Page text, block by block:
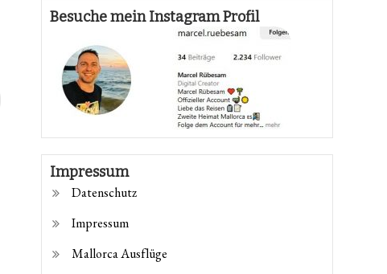
Besuche mein Instagram Profil
Impressum
Datenschutz
Impressum
Mallorca Ausflüge